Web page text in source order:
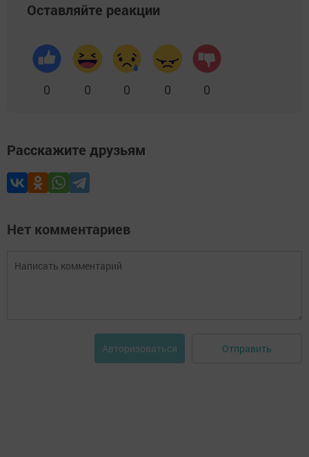
Оставляйте реакции
0 0 0 0 0
Расскажите друзьям
Нет комментариев
Авторизоваться Отправить